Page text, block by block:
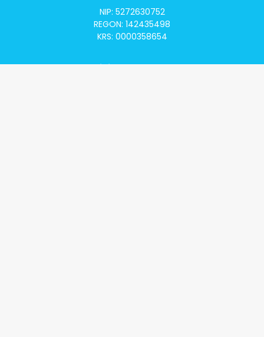
NIP: 5272630752
REGON: 142435498
KRS: 0000358654
Alivia Onkomapa